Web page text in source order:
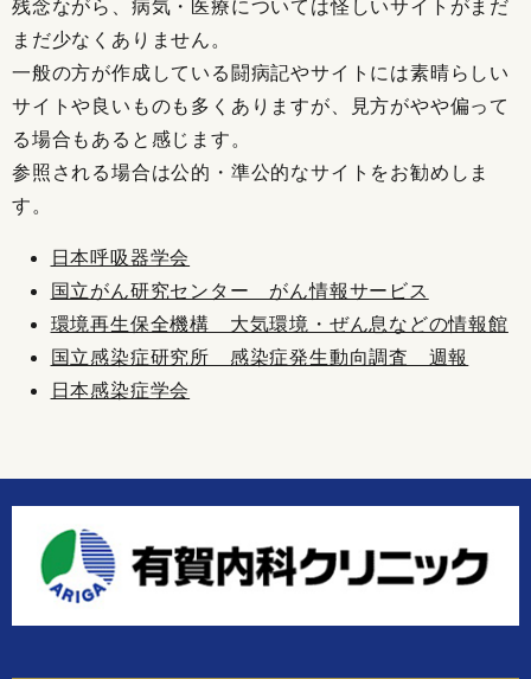
残念ながら、病気・医療については怪しいサイトがまだ
まだ少なくありません。
一般の方が作成している闘病記やサイトには素晴らしい
サイトや良いものも多くありますが、見方がやや偏って
る場合もあると感じます。
参照される場合は公的・準公的なサイトをお勧めしま
す。
日本呼吸器学会
国立がん研究センター がん情報サービス
環境再生保全機構 大気環境・ぜん息などの情報館
国立感染症研究所 感染症発生動向調査 週報
日本感染症学会